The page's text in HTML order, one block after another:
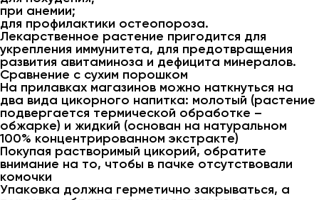
при анемии;
для профилактики остеопороза.
Лекарственное растение пригодится для
укрепления иммунитета, для предотвращения
развития авитаминоза и дефицита минералов.
Сравнение с сухим порошком
На прилавках магазинов можно наткнуться на
два вида цикорного напитка: молотый (растение
подвергается термической обработке –
обжарке) и жидкий (основан на натуральном
100% концентрированном экстракте)
Покупая растворимый цикорий, обратите
внимание на то, чтобы в пачке отсутствовали
комочки
Упаковка должна герметично закрываться, а